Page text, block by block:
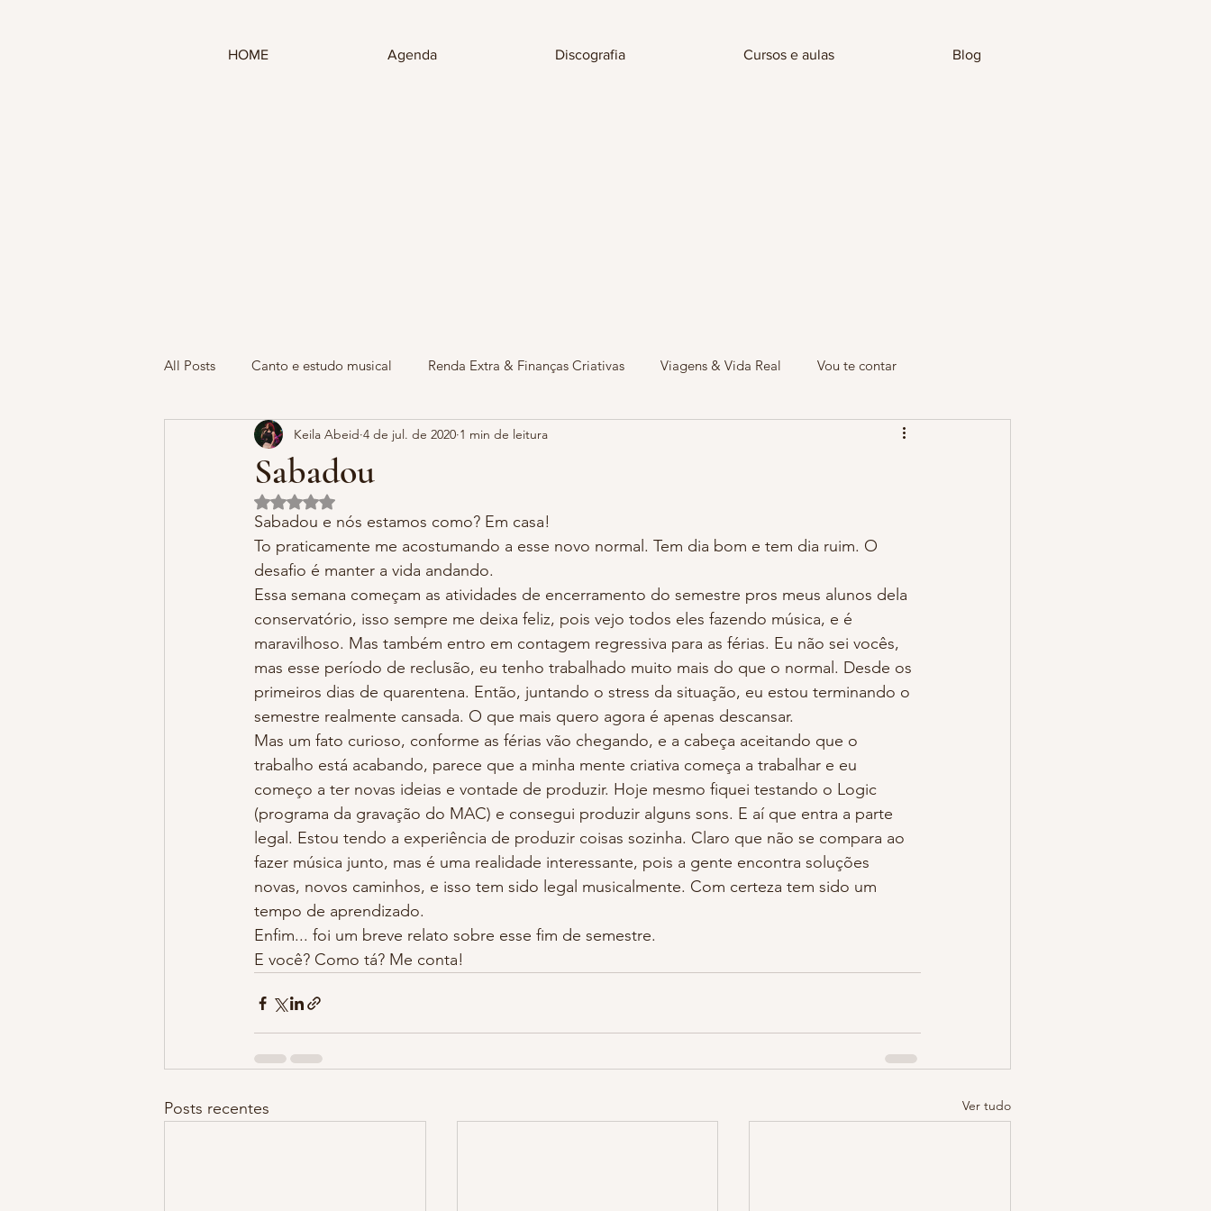
HOME Agenda Discografia Cursos e aulas Blog
All Posts Canto e estudo musical Renda Extra & Finanças Criativas Viagens & Vida Real Vou te contar
Sabadou
Keila Abeid 4 de jul. de 2020 1 min de leitura
Avaliado com NaN de 5 estrelas.
Sabadou e nós estamos como? Em casa!
To praticamente me acostumando a esse novo normal. Tem dia bom e tem dia ruim. O
desafio é manter a vida andando.
Essa semana começam as atividades de encerramento do semestre pros meus alunos dela
conservatório, isso sempre me deixa feliz, pois vejo todos eles fazendo música, e é
maravilhoso. Mas também entro em contagem regressiva para as férias. Eu não sei vocês,
mas esse período de reclusão, eu tenho trabalhado muito mais do que o normal. Desde os
primeiros dias de quarentena. Então, juntando o stress da situação, eu estou terminando o
semestre realmente cansada. O que mais quero agora é apenas descansar.
Mas um fato curioso, conforme as férias vão chegando, e a cabeça aceitando que o
trabalho está acabando, parece que a minha mente criativa começa a trabalhar e eu
começo a ter novas ideias e vontade de produzir. Hoje mesmo fiquei testando o Logic
(programa da gravação do MAC) e consegui produzir alguns sons. E aí que entra a parte
legal. Estou tendo a experiência de produzir coisas sozinha. Claro que não se compara ao
fazer música junto, mas é uma realidade interessante, pois a gente encontra soluções
novas, novos caminhos, e isso tem sido legal musicalmente. Com certeza tem sido um
tempo de aprendizado.
Enfim... foi um breve relato sobre esse fim de semestre.
E você? Como tá? Me conta!
Posts recentes Ver tudo